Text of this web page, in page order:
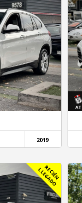
2019
R
E
C
I
É
N
L
L
E
G
A
D
O